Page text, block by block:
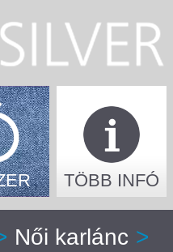
TÖBB INFÓ
Női karlánc >